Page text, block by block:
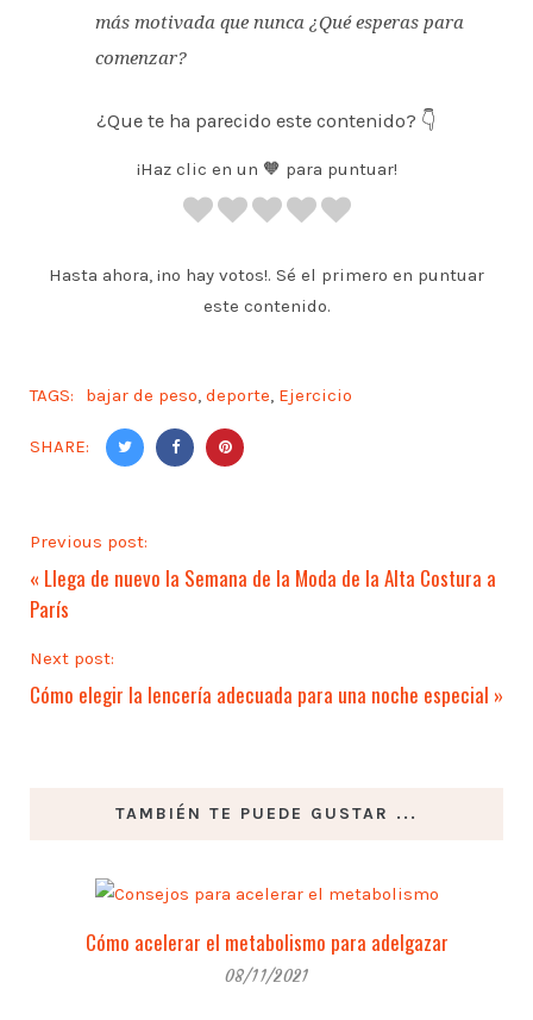
más motivada que nunca ¿Qué esperas para
comenzar?
¿Que te ha parecido este contenido? 👇
¡Haz clic en un 🧡 para puntuar!
Hasta ahora, ¡no hay votos!. Sé el primero en puntuar
este contenido.
TAGS: bajar de peso, deporte, Ejercicio
SHARE:
Previous post:
« Llega de nuevo la Semana de la Moda de la Alta Costura a
París
Next post:
Cómo elegir la lencería adecuada para una noche especial »
TAMBIÉN TE PUEDE GUSTAR ...
Cómo acelerar el metabolismo para adelgazar
08/11/2021